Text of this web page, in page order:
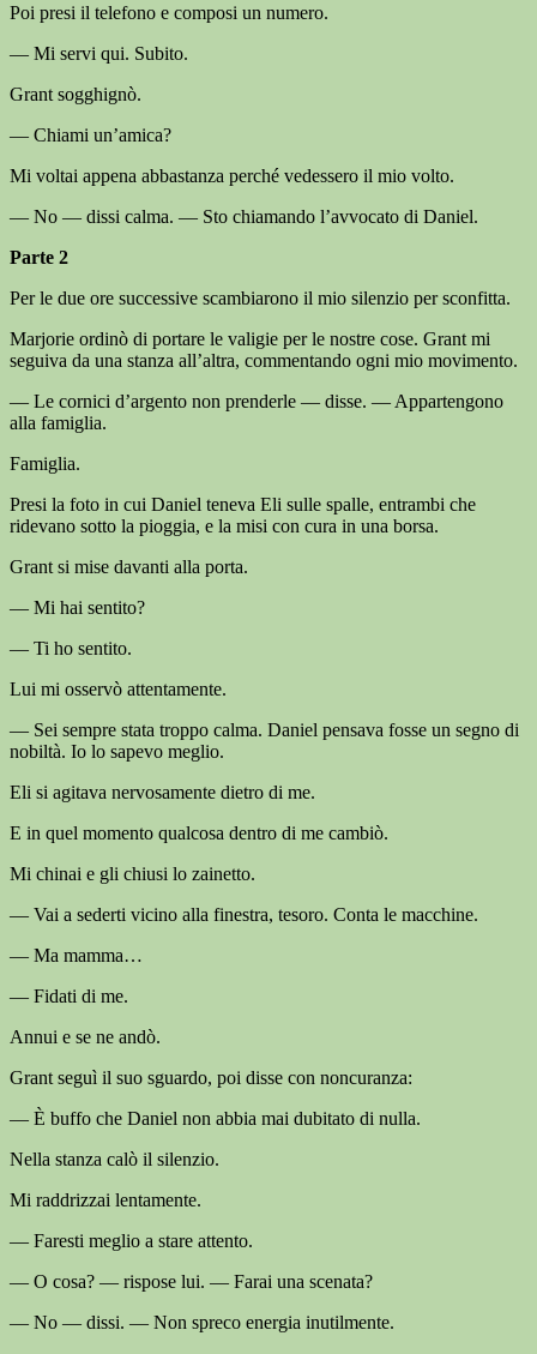
Poi presi il telefono e composi un numero.
— Mi servi qui. Subito.
Grant sogghignò.
— Chiami un’amica?
Mi voltai appena abbastanza perché vedessero il mio volto.
— No — dissi calma. — Sto chiamando l’avvocato di Daniel.
Parte 2
Per le due ore successive scambiarono il mio silenzio per sconfitta.
Marjorie ordinò di portare le valigie per le nostre cose. Grant mi
seguiva da una stanza all’altra, commentando ogni mio movimento.
— Le cornici d’argento non prenderle — disse. — Appartengono
alla famiglia.
Famiglia.
Presi la foto in cui Daniel teneva Eli sulle spalle, entrambi che
ridevano sotto la pioggia, e la misi con cura in una borsa.
Grant si mise davanti alla porta.
— Mi hai sentito?
— Ti ho sentito.
Lui mi osservò attentamente.
— Sei sempre stata troppo calma. Daniel pensava fosse un segno di
nobiltà. Io lo sapevo meglio.
Eli si agitava nervosamente dietro di me.
E in quel momento qualcosa dentro di me cambiò.
Mi chinai e gli chiusi lo zainetto.
— Vai a sederti vicino alla finestra, tesoro. Conta le macchine.
— Ma mamma…
— Fidati di me.
Annui e se ne andò.
Grant seguì il suo sguardo, poi disse con noncuranza:
— È buffo che Daniel non abbia mai dubitato di nulla.
Nella stanza calò il silenzio.
Mi raddrizzai lentamente.
— Faresti meglio a stare attento.
— O cosa? — rispose lui. — Farai una scenata?
— No — dissi. — Non spreco energia inutilmente.